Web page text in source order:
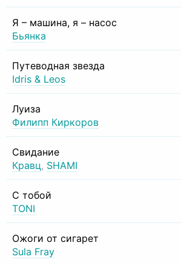
Я – машина, я – насос
Бьянка
Путеводная звезда
Idris & Leos
Луиза
Филипп Киркоров
Свидание
Кравц, SHAMI
С тобой
TONI
Ожоги от сигарет
Sula Fray